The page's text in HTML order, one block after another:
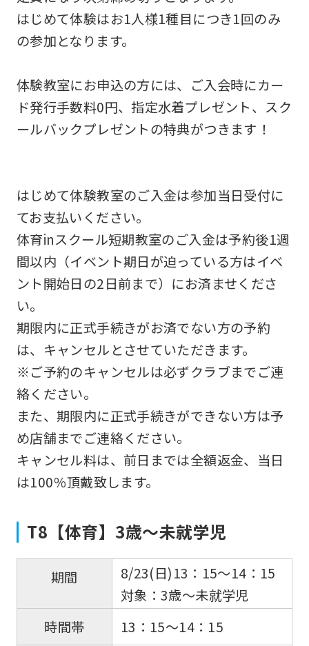
はじめて体験はお1人様1種目につき1回のみ
の参加となります。
体験教室にお申込の方には、ご入会時にカー
ド発行手数料0円、指定水着プレゼント、スク
ールバックプレゼントの特典がつきます！
はじめて体験教室のご入金は参加当日受付に
てお支払いください。
体育inスクール短期教室のご入金は予約後1週
間以内（イベント期日が迫っている方はイベ
ント開始日の2日前まで）にお済ませくださ
い。
期限内に正式手続きがお済でない方の予約
は、キャンセルとさせていただきます。
※ご予約のキャンセルは必ずクラブまでご連
絡ください。
また、期限内に正式手続きができない方は予
め店舗までご連絡ください。
キャンセル料は、前日までは全額返金、当日
は100％頂戴致します。
T8【体育】3歳～未就学児
期間
8/23(日)13：15～14：15
対象：3歳～未就学児
時間帯
13：15～14：15
version
website
will
be
so
may
not
be
accurate
translation.
The
may
differ
from
content.
ask
that
you
fully